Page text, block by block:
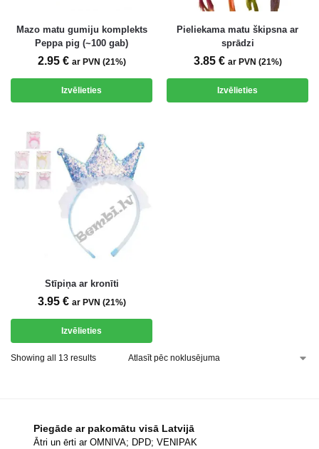
Mazo matu gumiju komplekts
Peppa pig (~100 gab)
2.95 € ar PVN (21%)
Izvēlieties
Pieliekama matu škipsna ar
sprādzi
3.85 € ar PVN (21%)
Izvēlieties
Stīpiņa ar kronīti
3.95 € ar PVN (21%)
Izvēlieties
Showing all 13 results
Piegāde ar pakomātu visā Latvijā
Ātri un ērti ar OMNIVA; DPD; VENIPAK